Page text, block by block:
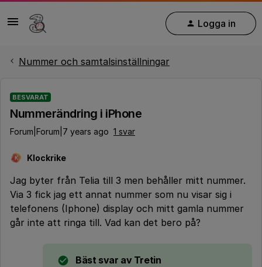
Logga in
Nummer och samtalsinställningar
BESVARAT
Nummerändring i iPhone
Forum|Forum|7 years ago 1 svar
K Klockrike
Jag byter från Telia till 3 men behåller mitt nummer.
Via 3 fick jag ett annat nummer som nu visar sig i
telefonens (Iphone) display och mitt gamla nummer
går inte att ringa till. Vad kan det bero på?
Bäst svar av Tretin